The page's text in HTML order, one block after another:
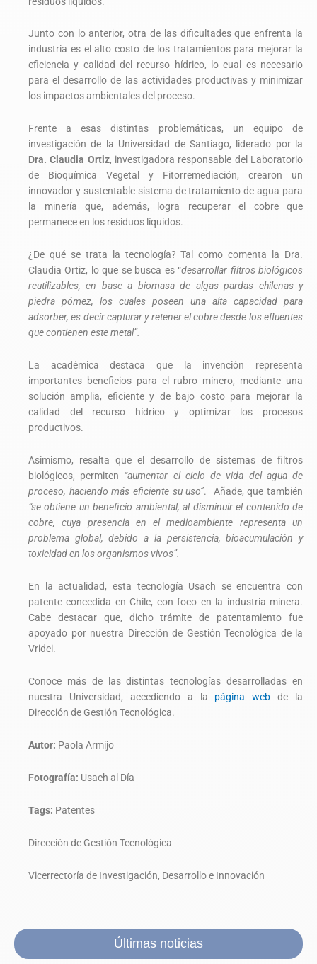
Junto con lo anterior, otra de las dificultades que enfrenta la
industria es el alto costo de los tratamientos para mejorar la
eficiencia y calidad del recurso hídrico, lo cual es necesario
para el desarrollo de las actividades productivas y minimizar
los impactos ambientales del proceso.
Frente a esas distintas problemáticas, un equipo de
investigación de la Universidad de Santiago, liderado por la
Dra. Claudia Ortiz, investigadora responsable del Laboratorio
de Bioquímica Vegetal y Fitorremediación, crearon un
innovador y sustentable sistema de tratamiento de agua para
la minería que, además, logra recuperar el cobre que
permanece en los residuos líquidos.
¿De qué se trata la tecnología? Tal como comenta la Dra.
Claudia Ortiz, lo que se busca es “desarrollar filtros biológicos
reutilizables, en base a biomasa de algas pardas chilenas y
piedra pómez, los cuales poseen una alta capacidad para
adsorber, es decir capturar y retener el cobre desde los efluentes
que contienen este metal”.
La académica destaca que la invención representa
importantes beneficios para el rubro minero, mediante una
solución amplia, eficiente y de bajo costo para mejorar la
calidad del recurso hídrico y optimizar los procesos
productivos.
Asimismo, resalta que el desarrollo de sistemas de filtros
biológicos, permiten “aumentar el ciclo de vida del agua de
proceso, haciendo más eficiente su uso”. Añade, que también
“se obtiene un beneficio ambiental, al disminuir el contenido de
cobre, cuya presencia en el medioambiente representa un
problema global, debido a la persistencia, bioacumulación y
toxicidad en los organismos vivos”.
En la actualidad, esta tecnología Usach se encuentra con
patente concedida en Chile, con foco en la industria minera.
Cabe destacar que, dicho trámite de patentamiento fue
apoyado por nuestra Dirección de Gestión Tecnológica de la
Vridei.
Conoce más de las distintas tecnologías desarrolladas en
nuestra Universidad, accediendo a la página web de la
Dirección de Gestión Tecnológica.
Autor: Paola Armijo
Fotografía: Usach al Día
Tags: Patentes
Dirección de Gestión Tecnológica
Vicerrectoría de Investigación, Desarrollo e Innovación
Últimas noticias